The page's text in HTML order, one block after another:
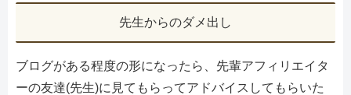
先生からのダメ出し
ブログがある程度の形になったら、先輩アフィリエイタ
ーの友達(先生)に見てもらってアドバイスしてもらいた